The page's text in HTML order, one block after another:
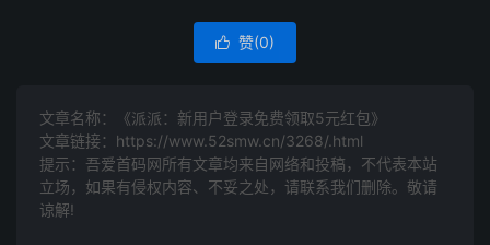
 赞(0)
文章名称：《派派：新用户登录免费领取5元红包》
文章链接： https://www.52smw.cn/3268/.html
提示：吾爱首码网所有文章均来自网络和投稿，不代表本站
立场，如果有侵权内容、不妥之处，请联系我们删除。敬请
谅解!